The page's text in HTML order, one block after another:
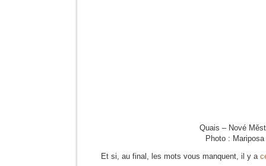
Quais – Nové
Photo : Mariposa
Et si, au final, les mots vous manquent, il y a